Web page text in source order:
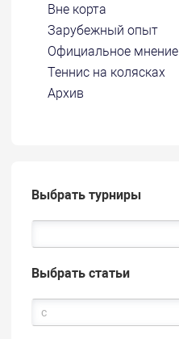
Вне корта
Зарубежный опыт
Официальное мнение
Теннис на колясках
Архив
Выбрать турниры
Выбрать статьи